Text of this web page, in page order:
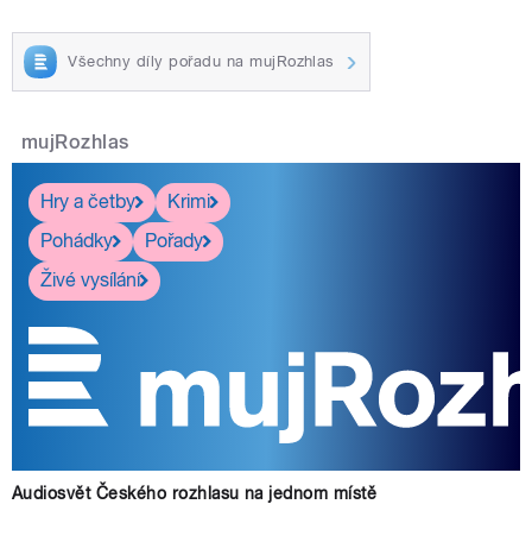
Všechny díly pořadu na mujRozhlas
mujRozhlas
Hry a četby
Krimi
Pohádky
Pořady
Živé vysílání
Audiosvět Českého rozhlasu na jednom místě